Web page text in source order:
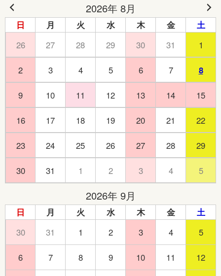
2026年 8月
日 月 火 水 木 金
土
26
27 28 29 30 31 1
2 3 4 5 6 7 8
9 10 11 12 13 14 15
16 17 18 19 20 21 22
23 24 25 26 27 28 29
30 31 1 2 3 4 5
2026年 9月
日 月 火 水 木 金
土
30
31 1 2 3 4 5
6 7 8 9 10 11 12